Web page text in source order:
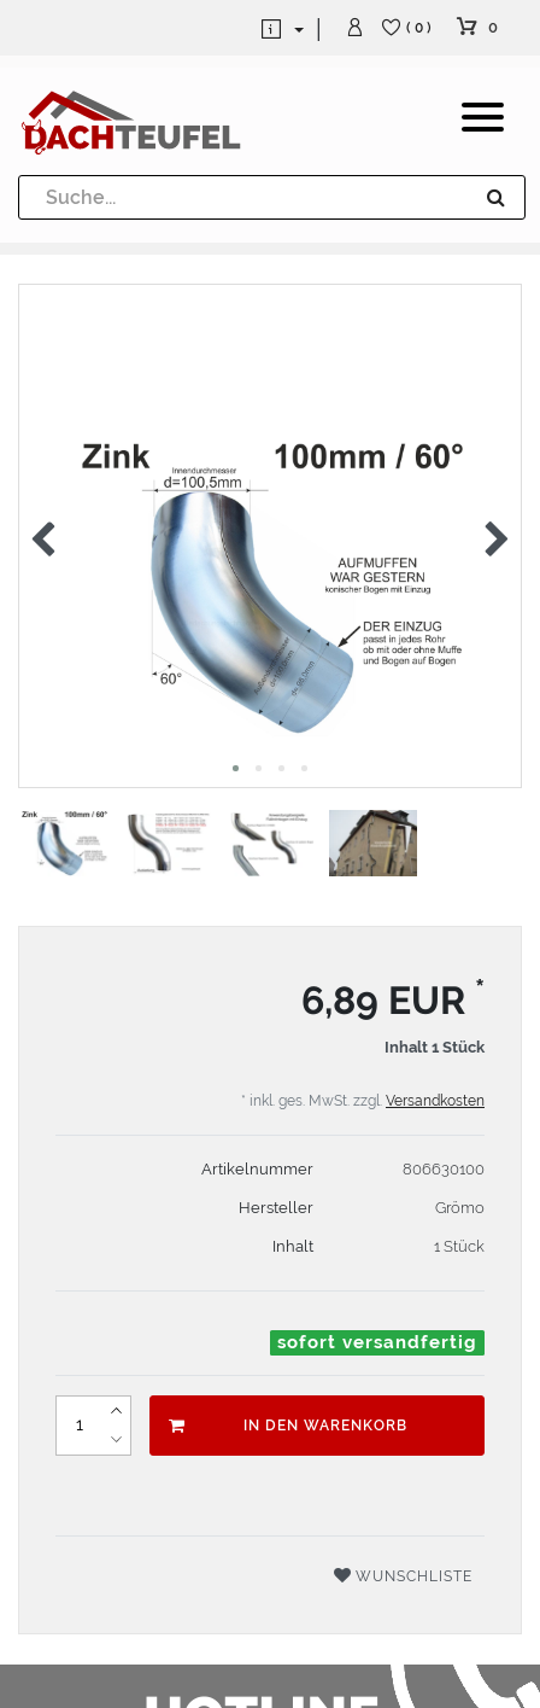
Dachrinne und Fallrohre
Werkzeuge und Löttechnik
( 0 ) 0
6,89 EUR *
Inhalt 1 Stück
* inkl. ges. MwSt. zzgl. Versandkosten
Artikelnummer 806630100
Hersteller Grömo
Inhalt 1 Stück
sofort versandfertig
IN DEN WARENKORB
WUNSCHLISTE